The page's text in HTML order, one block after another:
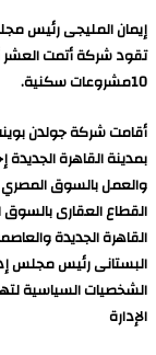
تقود شركة أتمت العشر
10مشروعات سكنية.
أقامت شركة جولدن
والعمل بالسوق
القطاع العقارى
القاهرة الجديدة
البستانى رئيس مجلس
الشخصيات السياسية
الإدارة